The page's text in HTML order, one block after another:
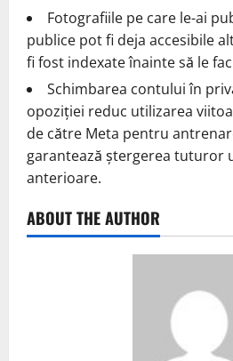
Fotografiile pe care le-ai
publice pot fi deja accesibile
fi fost indexate înainte să le
Schimbarea contului în
opoziției reduc utilizarea
de către Meta pentru
garantează ștergerea tuturor
anterioare.
ABOUT THE AUTHOR